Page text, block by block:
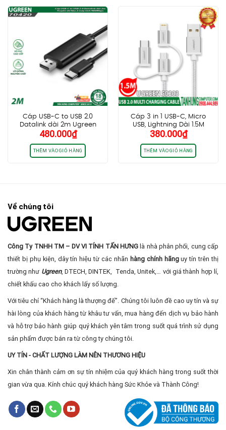
Cáp USB-C to USB 2.0
Datalink dài 2m Ugreen
70420, Truyền dữ liệu 2 máy
tính 480Mbps
480.000₫
THÊM VÀO GIỎ HÀNG
Cáp 3 in 1 USB-C, Micro
USB, Lightning Dài 1.5M
Ugreen 50203 Chính Hãng
380.000₫
THÊM VÀO GIỎ HÀNG
Về chúng tôi
Công Ty TNHH TM – DV VI TÍNH TẤN HƯNGlà nhà phân phối, cung cấp
thiết bị phụ kiện, dây tín hiệu từ các nhãn hàng chính hãnguy tín trên thị
trường như Ugreen, DTECH, DINTEK, Tenda, Unitek,… với giá thành hợp lí,
chiết khấu cao cho khách lấy số lượng.
Với tiêu chí “Khách hàng là thượng đế”. Chúng tôi luôn đề cao uy tín và sự
hài lòng của khách hàng từ khâu tư vấn, mua hàng đến dịch vụ bảo hành
và hỗ trợ bảo hành giúp quý khách yên tâm trong suốt quá trình sử dụng
sản phẩm được bán ra từ công ty chúng tôi.
UY TÍN - CHẤT LƯỢNG LÀM NÊN THƯƠNG HIỆU
Xin chân thành cảm ơn sự tín nhiệm của quý khách hàng trong suốt thời
gian vừa qua. Kính chúc quý khách hàng Sức Khỏe và Thành Công!